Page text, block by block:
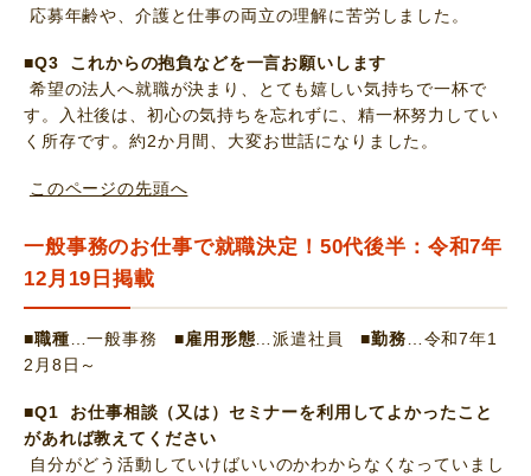
応募年齢や、介護と仕事の両立の理解に苦労しました。
■Q3 これからの抱負などを一言お願いします
希望の法人へ就職が決まり、とても嬉しい気持ちで一杯で
す。入社後は、初心の気持ちを忘れずに、精一杯努力してい
く所存です。約2か月間、大変お世話になりました。
このページの先頭へ
一般事務のお仕事で就職決定！50代後半：令和7年
12月19日掲載
■職種 …一般事務■雇用形態 …派遣社員■勤務 …令和7年1
2月8日～
■Q1 お仕事相談（又は）セミナーを利用してよかったこと
があれば教えてください
自分がどう活動していけばいいのかわからなくなっていまし